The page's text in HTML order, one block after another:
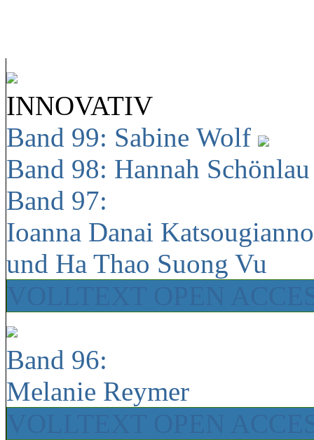
INNOVATIV
Band 99: Sabine Wolf
Band 98: Hannah
Band 97:
Ioanna Danai
und Ha Thao Suong Vu
Band 96:
Melanie Reymer